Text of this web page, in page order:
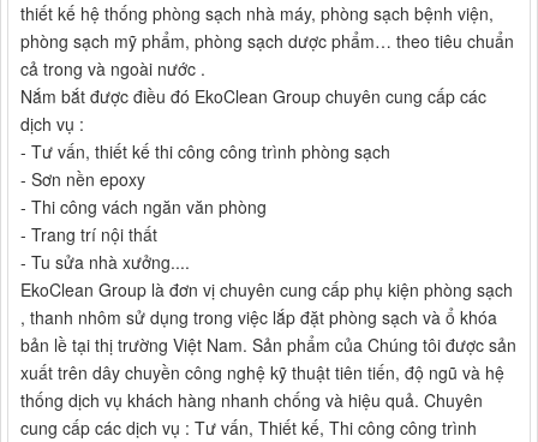
thiết kế hệ thống phòng sạch nhà máy, phòng sạch bệnh viện,
phòng sạch mỹ phẩm, phòng sạch dược phẩm… theo tiêu chuẩn
cả trong và ngoài nước .
Nắm bắt được điều đó EkoClean Group chuyên cung cấp các
dịch vụ :
- Tư vấn, thiết kế thi công công trình phòng sạch
- Sơn nền epoxy
- Thi công vách ngăn văn phòng
- Trang trí nội thất
- Tu sửa nhà xưởng....
EkoClean Group là đơn vị chuyên cung cấp phụ kiện phòng sạch
, thanh nhôm sử dụng trong việc lắp đặt phòng sạch và ổ khóa
bản lề tại thị trường Việt Nam. Sản phẩm của Chúng tôi được sản
xuất trên dây chuyền công nghệ kỹ thuật tiên tiến, độ ngũ và hệ
thống dịch vụ khách hàng nhanh chống và hiệu quả. Chuyên
cung cấp các dịch vụ : Tư vấn, Thiết kế, Thi công công trình